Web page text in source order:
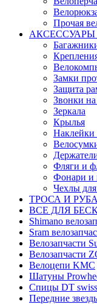
Прочая
АКСЕССУАРЫ
Замки
Защита
Звонки
Зеркала
Крылья
Наклейки
Фляги и
Фонари и
Чехлы
ТРОСА И
ВСЕ ДЛЯ
Shimano
Sram
Велозапчасти
Велозапчасти
Велоцепи KMC
Шатуны
Спицы DT swiss
Передние